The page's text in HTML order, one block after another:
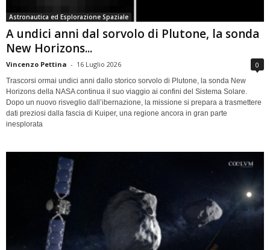
Astronautica ed Esplorazione Spaziale
A undici anni dal sorvolo di Plutone, la sonda
New Horizons...
Vincenzo Pettina - 16 Luglio 2026 0
Trascorsi ormai undici anni dallo storico sorvolo di Plutone, la sonda New
Horizons della NASA continua il suo viaggio ai confini del Sistema Solare.
Dopo un nuovo risveglio dall’ibernazione, la missione si prepara a trasmettere
dati preziosi dalla fascia di Kuiper, una regione ancora in gran parte
inesplorata